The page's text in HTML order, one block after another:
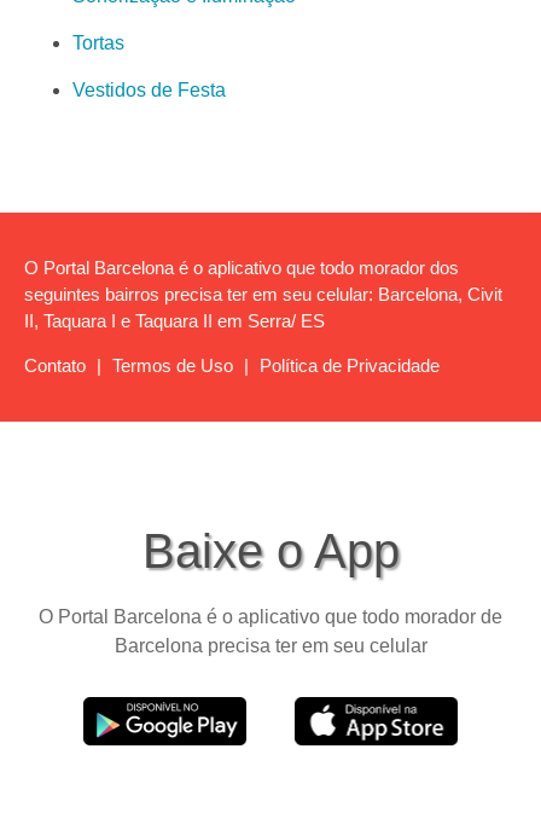
Tortas
Vestidos de Festa
O Portal Barcelona é o aplicativo que todo morador dos
seguintes bairros precisa ter em seu celular: Barcelona, Civit
II, Taquara I e Taquara II em Serra/ ES
Contato | Termos de Uso | Política de Privacidade
Baixe o App
O Portal Barcelona é o aplicativo que todo morador de
Barcelona precisa ter em seu celular